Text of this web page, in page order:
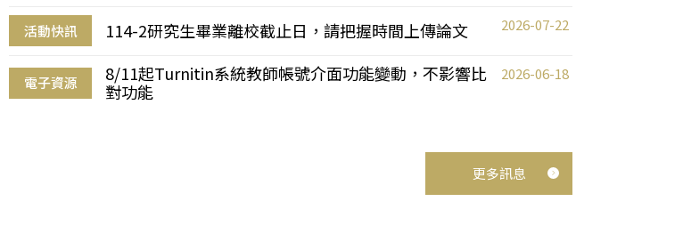
活動快訊 114-2研究生畢業離校截止日，請把握時間上傳論文 2026-07-22
電子資源
8/11起Turnitin系統教師帳號介面功能變動，不影響比
對功能
2026-06-18
更多訊息